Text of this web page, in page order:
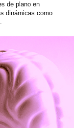
de plano en
dinámicas como